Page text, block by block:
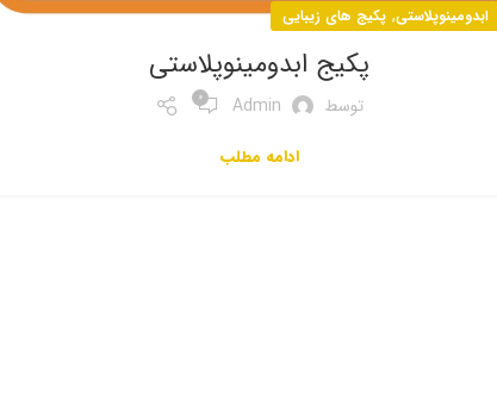
ابدومینوپلاستی, پکیج های زیبایی
پکیج ابدومینوپلاستی
توسط Admin
0
ادامه مطلب